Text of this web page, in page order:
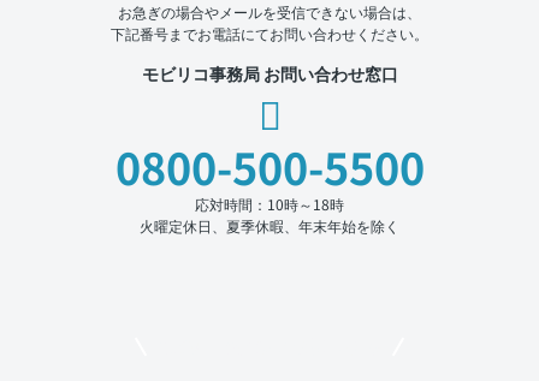
お急ぎの場合やメールを受信できない場合は、
下記番号までお電話にてお問い合わせください。
モビリコ事務局 お問い合わせ窓口
0800-500-5500
応対時間：10時～18時
火曜定休日、夏季休暇、年末年始を除く